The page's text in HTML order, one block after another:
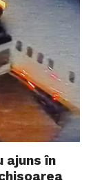
ajuns în